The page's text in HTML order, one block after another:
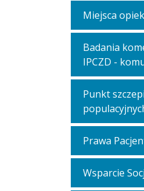
Miejsca
Badania
IPCZD -
Punkt
Prawa
Wsparcie